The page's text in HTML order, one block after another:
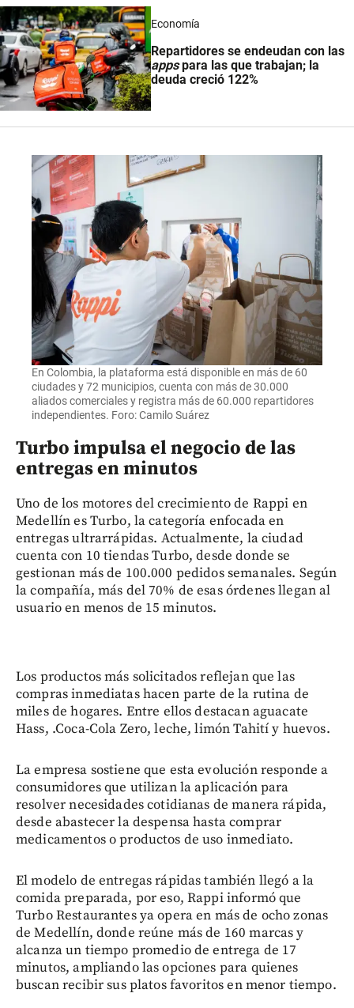
Economía
Repartidores se endeudan con las
appspara las que trabajan; la
deuda creció 122%
En Colombia, la plataforma está disponible en más de 60
ciudades y 72 municipios, cuenta con más de 30.000
aliados comerciales y registra más de 60.000 repartidores
independientes. Foro: Camilo Suárez
Turbo impulsa el negocio de las
entregas en minutos
Uno de los motores del crecimiento de Rappi en
Medellín es Turbo, la categoría enfocada en
entregas ultrarrápidas. Actualmente, la ciudad
cuenta con 10 tiendas Turbo, desde donde se
gestionan más de 100.000 pedidos semanales. Según
la compañía, más del 70% de esas órdenes llegan al
usuario en menos de 15 minutos.
Los productos más solicitados reflejan que las
compras inmediatas hacen parte de la rutina de
miles de hogares. Entre ellos destacan aguacate
Hass, .Coca-Cola Zero, leche, limón Tahití y huevos.
La empresa sostiene que esta evolución responde a
consumidores que utilizan la aplicación para
resolver necesidades cotidianas de manera rápida,
desde abastecer la despensa hasta comprar
medicamentos o productos de uso inmediato.
El modelo de entregas rápidas también llegó a la
comida preparada, por eso, Rappi informó que
Turbo Restaurantes ya opera en más de ocho zonas
de Medellín, donde reúne más de 160 marcas y
alcanza un tiempo promedio de entrega de 17
minutos, ampliando las opciones para quienes
buscan recibir sus platos favoritos en menor tiempo.